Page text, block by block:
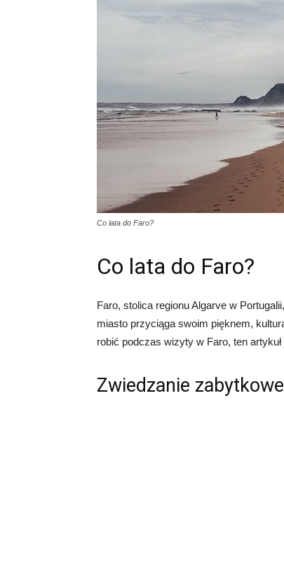
Co lata do Faro?
Co lata do Faro?
Faro, stolica regionu Algarve w
miasto przyciąga swoim pięknem,
robić podczas wizyty w Faro, ten artykuł
Zwiedzanie